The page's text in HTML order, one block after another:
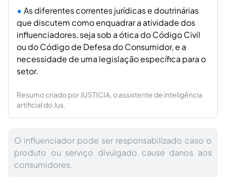
As diferentes correntes jurídicas e doutrinárias
que discutem como enquadrar a atividade dos
influenciadores, seja sob a ótica do Código Civil
ou do Código de Defesa do Consumidor, e a
necessidade de uma legislação específica para o
setor.
Resumo criado por JUSTICIA, o assistente de inteligência
artificial do Jus.
O influenciador pode ser responsabilizado caso o
produto ou serviço divulgado cause danos aos
consumidores.